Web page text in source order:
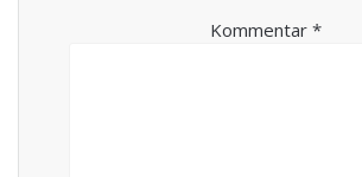
Kommentar *